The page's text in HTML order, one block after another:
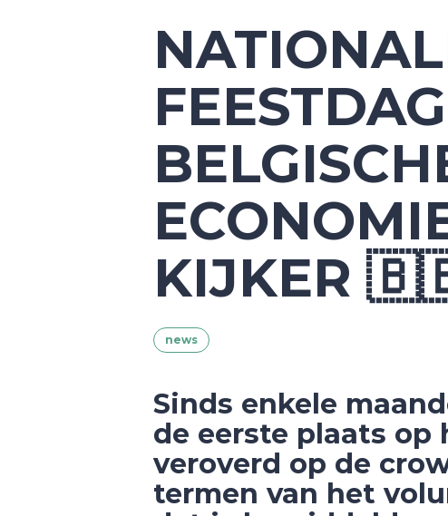
KIJKER
news
Sinds enkele
de eerste plaats op
veroverd op de
termen van het